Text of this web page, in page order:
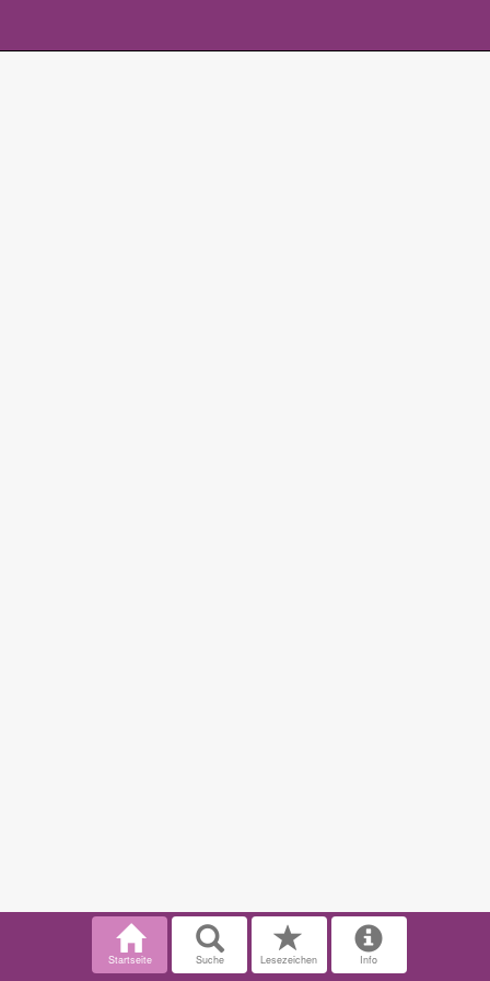
Startseite Suche Lesezeichen Info